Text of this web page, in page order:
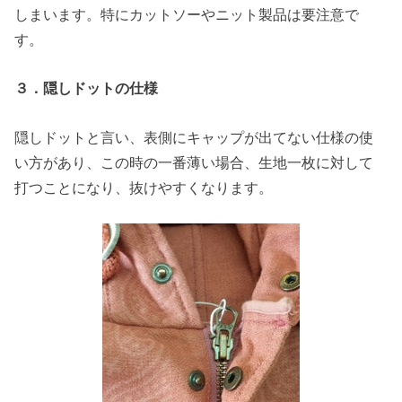
しまいます。特にカットソーやニット製品は要注意で
す。
３．隠しドットの仕様
隠しドットと言い、表側にキャップが出てない仕様の使
い方があり、この時の一番薄い場合、生地一枚に対して
打つことになり、抜けやすくなります。